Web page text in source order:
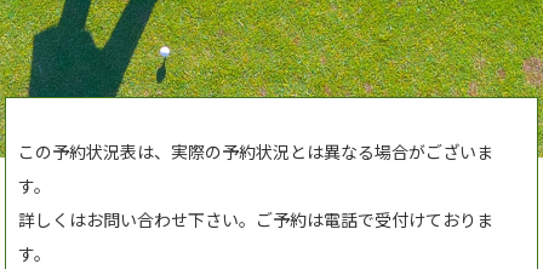
この予約状況表は、実際の予約状況とは異なる場合がございま
す。
詳しくはお問い合わせ下さい。ご予約は電話で受付けておりま
す。